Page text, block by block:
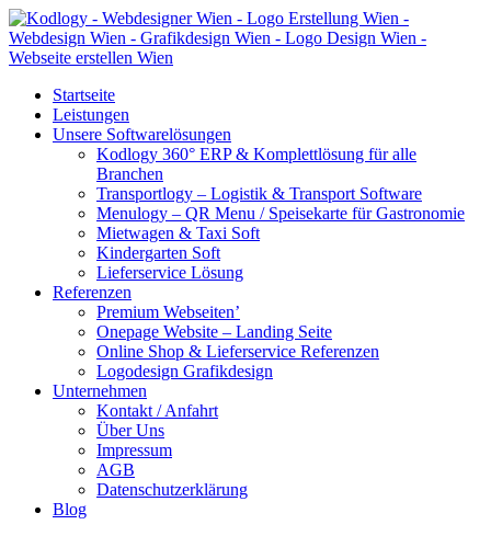
Startseite
Leistungen
Unsere Softwarelösungen
Kodlogy 360° ERP & Komplettlösung für alle
Branchen
Transportlogy – Logistik & Transport Software
Menulogy – QR Menu / Speisekarte für Gastronomie
Mietwagen & Taxi Soft
Kindergarten Soft
Lieferservice Lösung
Referenzen
Premium Webseiten’
Onepage Website – Landing Seite
Online Shop & Lieferservice Referenzen
Logodesign Grafikdesign
Unternehmen
Kontakt / Anfahrt
Über Uns
Impressum
AGB
Datenschutzerklärung
Blog